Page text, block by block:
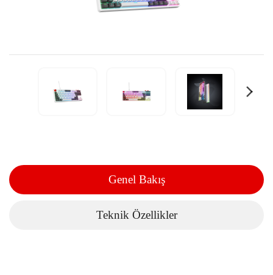
Genel Bakış
Teknik Özellikler